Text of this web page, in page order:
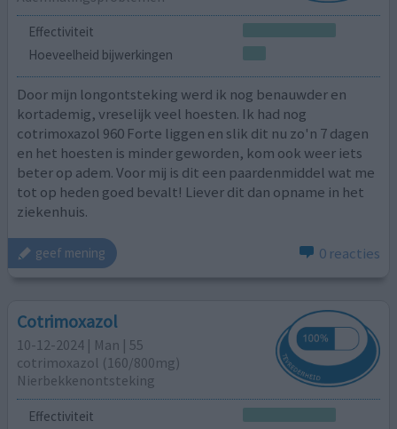
Effectiviteit
Hoeveelheid bijwerkingen
Door mijn longontsteking werd ik nog benauwder en
kortademig, vreselijk veel hoesten. Ik had nog
cotrimoxazol 960 Forte liggen en slik dit nu zo'n 7 dagen
en het hoesten is minder geworden, kom ook weer iets
beter op adem. Voor mij is dit een paardenmiddel wat me
tot op heden goed bevalt! Liever dit dan opname in het
ziekenhuis.
geef mening 0 reacties
Cotrimoxazol
10-12-2024 | Man | 55
cotrimoxazol (160/800mg)
Nierbekkenontsteking
Effectiviteit